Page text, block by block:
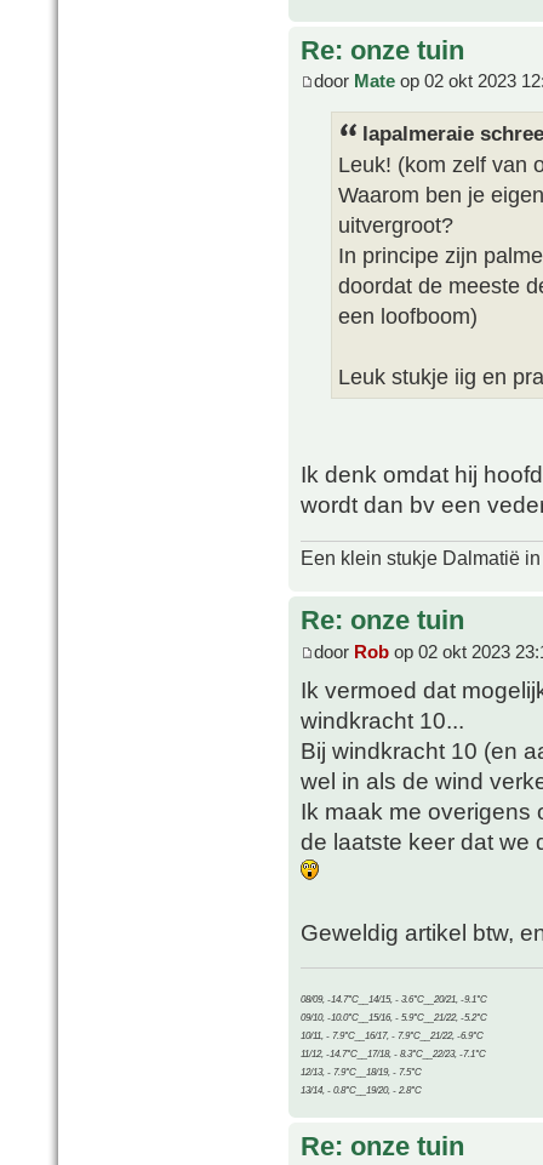
Re: onze tuin
door Mate op 02 okt 2023
lapalmeraie
Leuk! (kom zelf van
Waarom ben je
uitvergroot?
In principe zijn
doordat de meeste
een loofboom)
Leuk stukje iig en
Ik denk omdat hij
wordt dan bv een
Een klein stukje Dalmatië
Re: onze tuin
door Rob op 02 okt 2023
Ik vermoed dat
windkracht 10...
Bij windkracht 10 (en
wel in als de wind
Ik maak me overigens
de laatste keer dat we
Geweldig artikel btw,
08/09, -14.7°C__14/15, - 3.6°C__20/21, -9.1°C
09/10, -10.0°C__15/16, - 5.9°C__21/22, -5.2°C
10/11, - 7.9°C__16/17, - 7.9°C__21/22, -6.9°C
11/12, -14.7°C__17/18, - 8.3°C__22/23, -7.1°C
12/13, - 7.9°C__18/19, - 7.5°C
13/14, - 0.8°C__19/20, - 2.8°C
Re: onze tuin